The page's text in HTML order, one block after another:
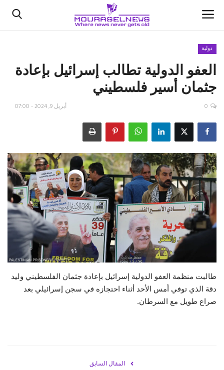
الأخبار
كتّابنا
اقتصاد
علوم وتكنولوجيا
رياضة
فيديو
دولية
العفو الدولية تطالب إسرائيل بإعادة
جثمان أسير فلسطيني
أبريل 9, 2024 - 07:00 0
طالبت منظمة العفو الدولية إسرائيل بإعادة جثمان الفلسطيني وليد
دقة الذي توفي أمس الأحد أثناء احتجازه في سجن إسرائيلي بعد
صراع طويل مع السرطان.
المقال السابق